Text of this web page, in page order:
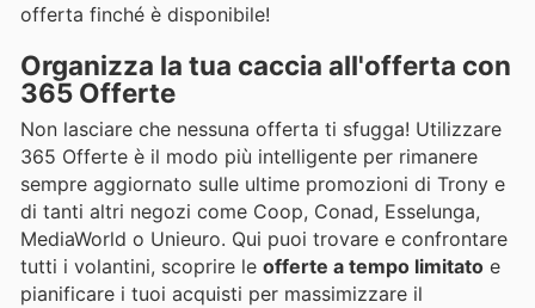
offerta finché è disponibile!
Organizza la tua caccia all'offerta con
365 Offerte
Non lasciare che nessuna offerta ti sfugga! Utilizzare
365 Offerte è il modo più intelligente per rimanere
sempre aggiornato sulle ultime promozioni di Trony e
di tanti altri negozi come Coop, Conad, Esselunga,
MediaWorld o Unieuro. Qui puoi trovare e confrontare
tutti i volantini, scoprire le offerte a tempo limitato e
pianificare i tuoi acquisti per massimizzare il